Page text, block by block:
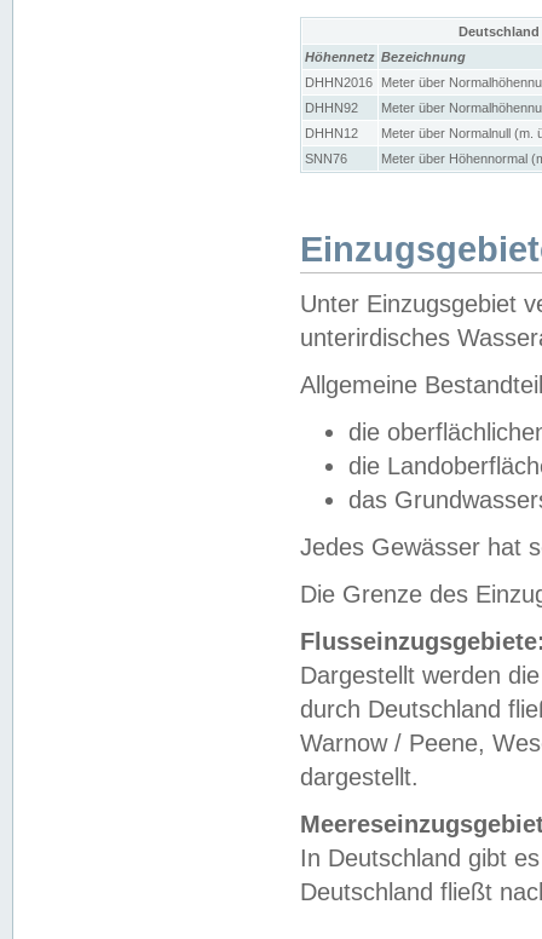
Höhennetz Bezeichnung
DHHN2016
Meter über
DHHN92
Meter über
DHHN12
Meter über Normalnull (m.
SNN76
Meter über Höhennormal
Unter Einzugsgebiet
unterirdisches
Allgemeine
die
die
das
Jedes Gewässer hat
Die Grenze des
Dargestellt werden
durch Deutschland
Warnow / Peene,
dargestellt.
In Deutschland gibt
Deutschland fließt